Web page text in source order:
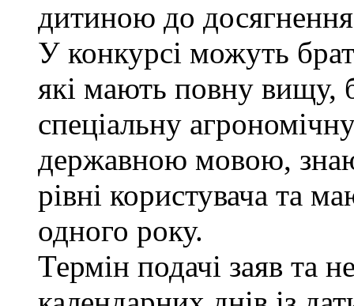
дитиною до досягнення
У конкурсі можуть
які мають повну вищу,
спеціальну
державною мовою,
рівні користувача та
одного року.
Термін подачі заяв та